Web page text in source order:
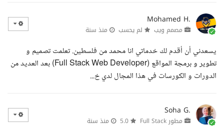
Mohamed H.
مصمم ويب لم يحسب منذ سنة
يسعدني أن أقدم لك خدماتي انا محمد من فلسطين. تعلمت تصميم و
تطوير و برمجة المواقع (Full Stack Web Developer) بعد العديد من
الدورات و الكورسات في هذا المجال لدي خ...
Soha G.
مطور Full Stack منذ سنة